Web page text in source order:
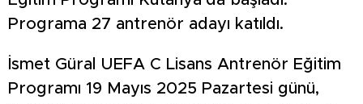
Programa 27 antrenör adayı katıldı.
İsmet Güral UEFA C Lisans Antrenör Eğitim
Programı 19 Mayıs 2025 Pazartesi günü,